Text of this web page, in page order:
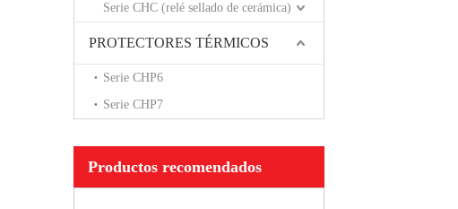
Serie CHC (relé sellado de cerámica)
PROTECTORES TÉRMICOS
Serie CHP6
Serie CHP7
Productos recomendados